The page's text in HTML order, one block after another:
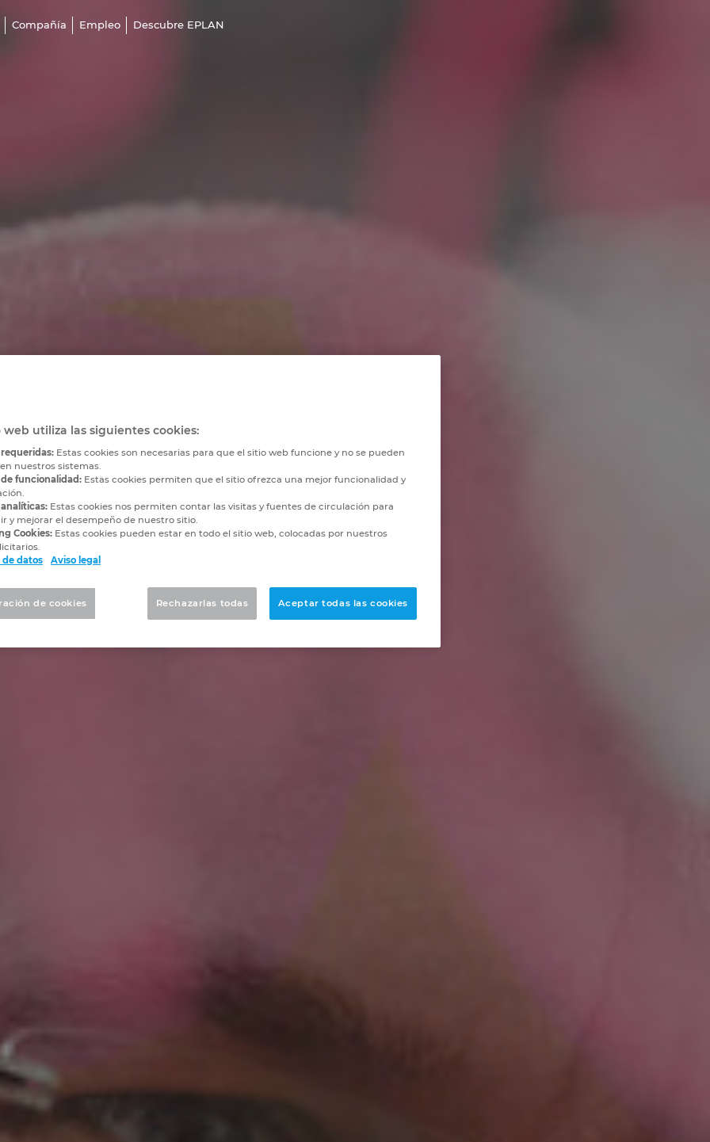
Compañía Empleo Descubre EPLAN
web utiliza las siguientes cookies:
Estas cookies son necesarias para que el sitio web funcione y no se pueden
nuestros sistemas.
de funcionalidad: Estas cookies permiten que el sitio ofrezca una mejor funcionalidad y
Estas cookies nos permiten contar las visitas y fuentes de circulación para
y mejorar el desempeño de nuestro sitio.
Cookies: Estas cookies pueden estar en todo el sitio web, colocadas por nuestros
datos
Aviso legal
Rechazarlas todas Aceptar todas las cookies
de cookies